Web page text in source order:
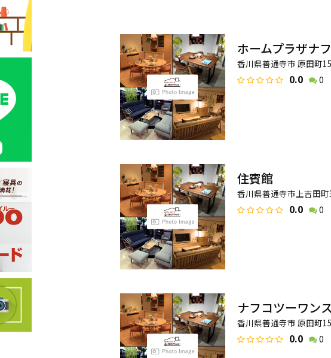
ホームプラザナ
香川県善通寺市 原田町
0.0 0
住賓館
香川県善通寺市上吉田
0.0 0
ナフコツーワン
香川県善通寺市 原田町
0.0 0